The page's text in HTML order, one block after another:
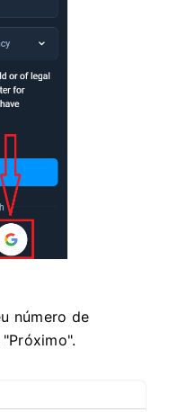
número de